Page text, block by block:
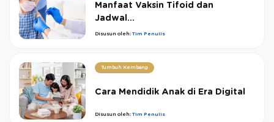
Manfaat Vaksin Tifoid dan
Jadwal...
Disusun oleh: Tim Penulis
Tumbuh Kembang
Cara Mendidik Anak di Era Digital
Disusun oleh: Tim Penulis